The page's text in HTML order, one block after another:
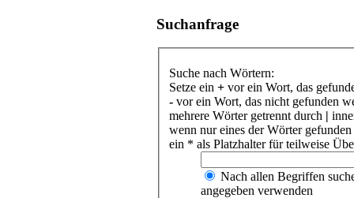
Suchanfrage
Suche nach Wörtern:
Setze ein + vor ein Wort, das
- vor ein Wort, das nicht gefunden
mehrere Wörter getrennt durch |
wenn nur eines der Wörter
ein * als Platzhalter für teilweise
Nach allen Begriffen
angegeben verwenden